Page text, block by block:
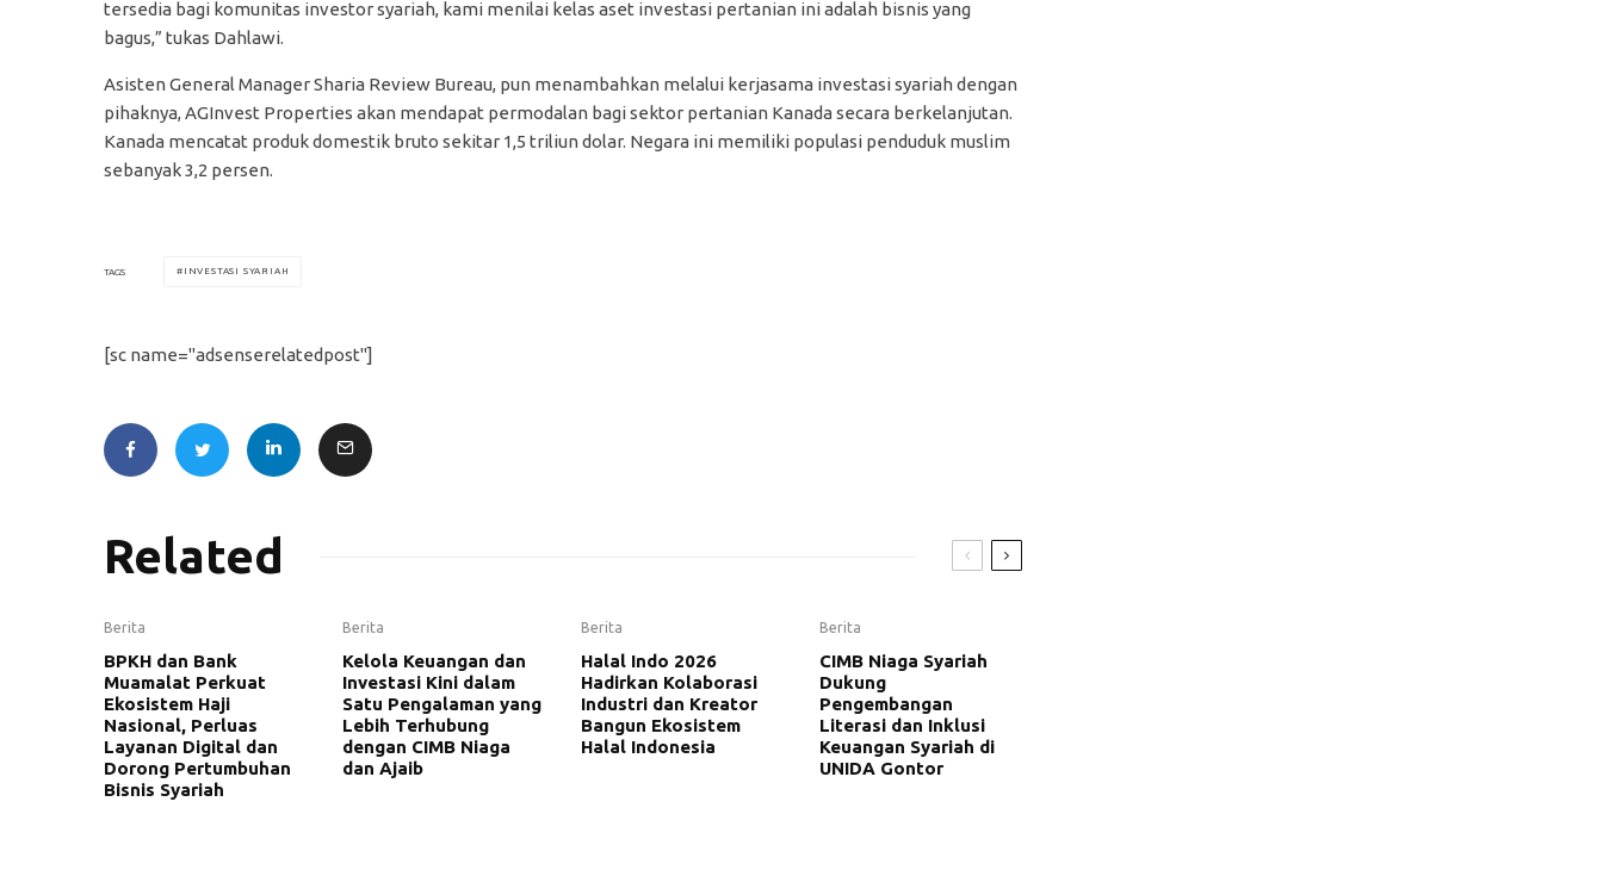
tersedia bagi komunitas investor syariah, kami menilai kelas aset investasi pertanian ini adalah bisnis yang
bagus,” tukas Dahlawi.
Asisten General Manager Sharia Review Bureau, pun menambahkan melalui kerjasama investasi syariah dengan
pihaknya, AGInvest Properties akan mendapat permodalan bagi sektor pertanian Kanada secara berkelanjutan.
Kanada mencatat produk domestik bruto sekitar 1,5 triliun dolar. Negara ini memiliki populasi penduduk muslim
sebanyak 3,2 persen.
TAGS INVESTASI SYARIAH
[sc name="adsenserelatedpost"]
Related
Berita
BPKH dan Bank
Muamalat Perkuat
Ekosistem Haji
Nasional, Perluas
Layanan Digital dan
Dorong Pertumbuhan
Bisnis Syariah
Berita
Kelola Keuangan dan
Investasi Kini dalam
Satu Pengalaman yang
Lebih Terhubung
dengan CIMB Niaga
dan Ajaib
Berita
Halal Indo 2026
Hadirkan Kolaborasi
Industri dan Kreator
Bangun Ekosistem
Halal Indonesia
Berita
CIMB Niaga Syariah
Dukung
Pengembangan
Literasi dan Inklusi
Keuangan Syariah di
UNIDA Gontor